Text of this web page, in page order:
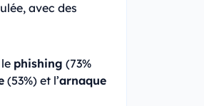
avec des
phishing (73%
(53%) et l’arnaque